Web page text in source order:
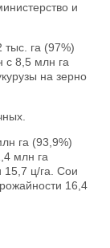
и
га (97%)
с 8,5 млн га
на зерно
га (93,9%)
млн га
15,7 ц/га. Сои
16,4